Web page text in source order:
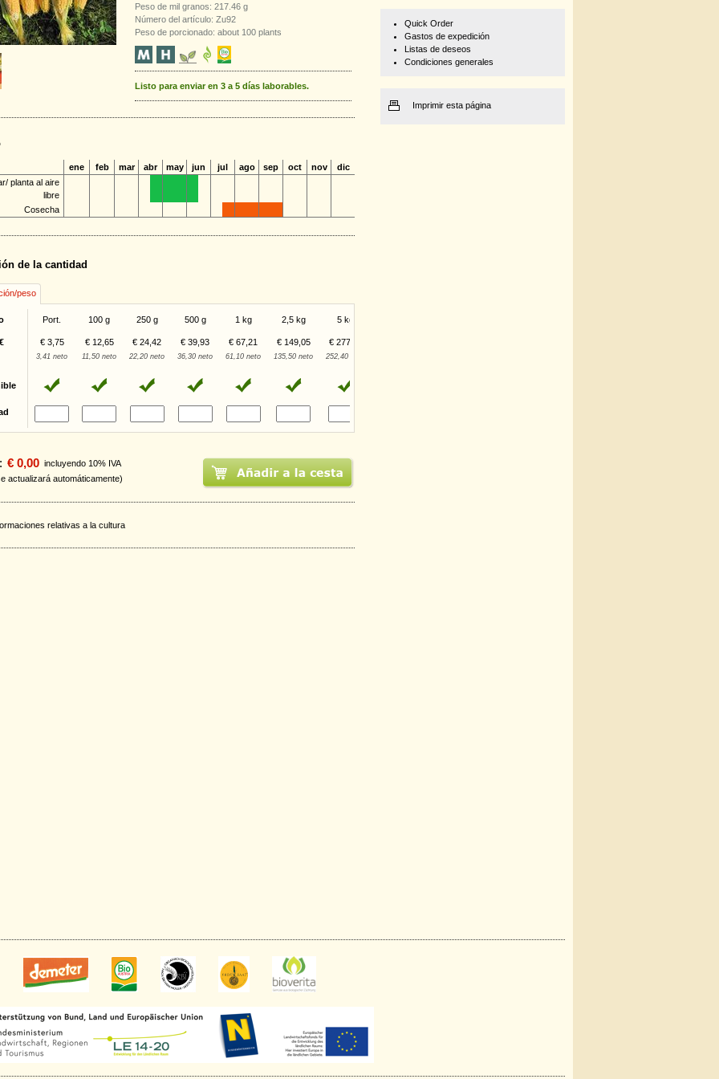
Peso de mil granos: 217.46 g
Número del artículo: Zu92
Peso de porcionado: about 100 plants
Listo para enviar en 3 a 5 días laborables.
ene feb mar abr may jun jul ago sep oct nov
dic
planta al aire
libre
Cosecha
de la cantidad
peso
Port. 100 g 250 g 500 g 1 kg 2,5 kg 5 kg
€ 3,75 € 12,65 € 24,42 € 39,93 € 67,21 € 149,05 € 277,64
3,41 neto 11,50 neto 22,20 neto 36,30 neto 61,10 neto 135,50 neto 252,40 neto
€ 0,00 incluyendo 10% IVA
actualizará automáticamente)
relativas a la cultura
Quick Order
Gastos de expedición
Listas de deseos
Condiciones generales
Imprimir esta página